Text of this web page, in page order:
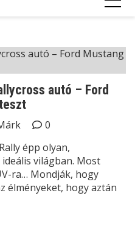
autó – Ford
0
épp olyan,
világban. Most
ra… Mondják, hogy
élményeket, hogy aztán